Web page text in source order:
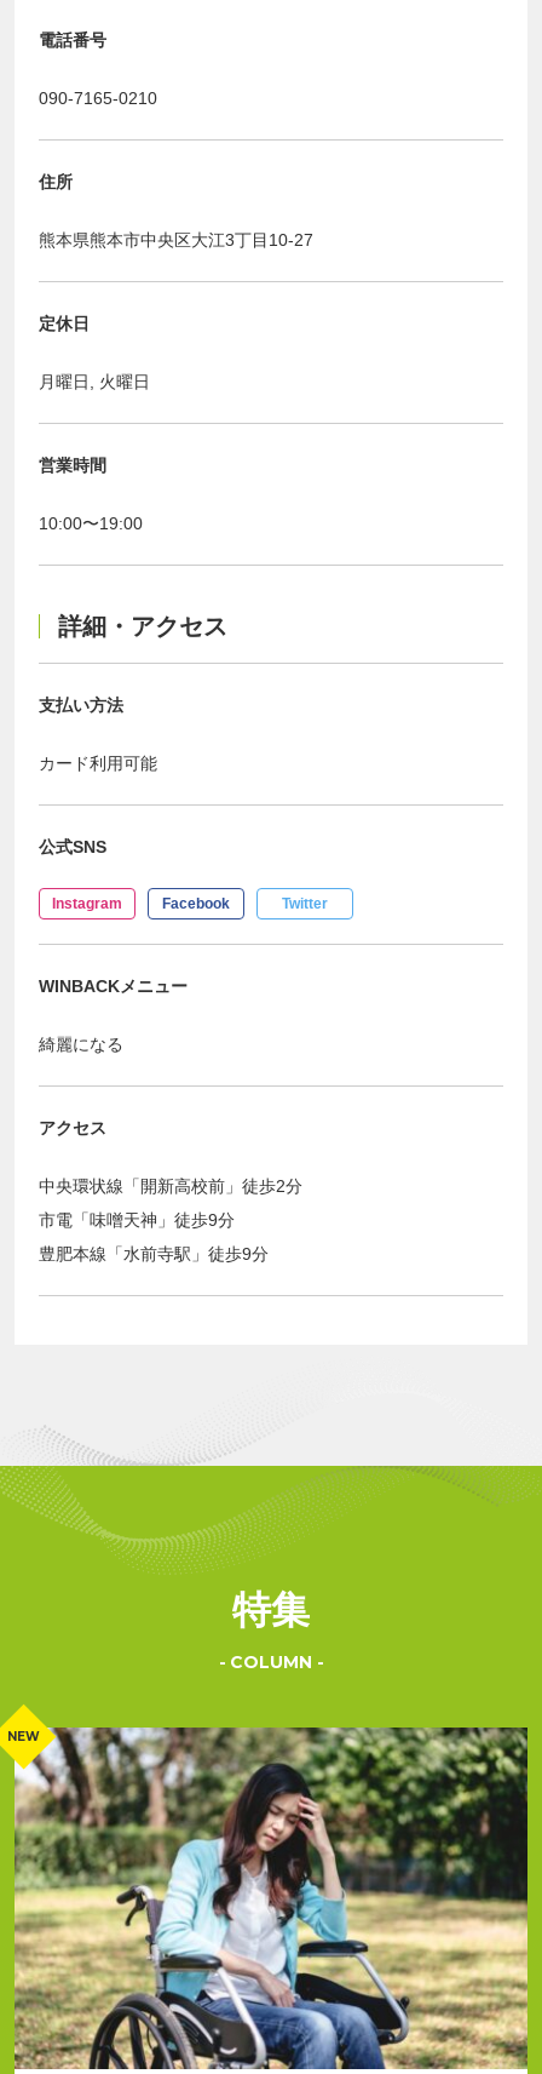
電話番号
090-7165-0210
住所
熊本県熊本市中央区大江3丁目10-27
定休日
月曜日, 火曜日
営業時間
10:00〜19:00
詳細・アクセス
支払い方法
カード利用可能
公式SNS
Instagram Facebook Twitter
WINBACKメニュー
綺麗になる
アクセス
中央環状線「開新高校前」徒歩2分
市電「味噌天神」徒歩9分
豊肥本線「水前寺駅」徒歩9分
特集
COLUMN